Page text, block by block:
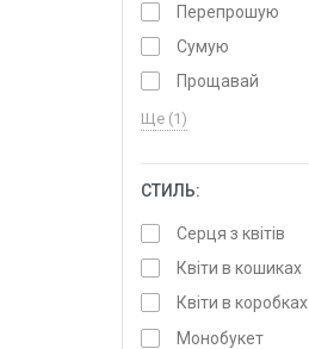
Перепрошую
Сумую
Прощавай
Ще (1)
СТИЛЬ:
Серця з квітів
Квіти в кошиках
Квіти в коробках
Монобукет